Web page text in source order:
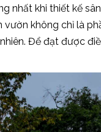
nhất khi thiết kế
không chỉ là
Để đạt được